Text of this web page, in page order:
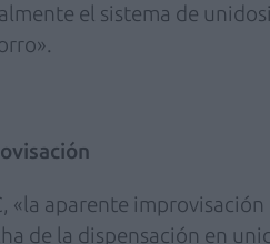
el sistema de
«la aparente
de la dispensación en